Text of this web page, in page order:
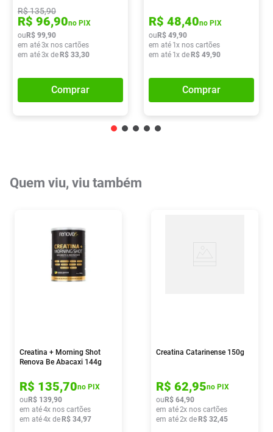
R$135,90
R$ 96,90no PIX
ou R$ 99,90
em até3x nos cartões
em até3x de R$ 33,30
Comprar
R$ 48,40no PIX
ou R$ 49,90
em até 1x nos cartões
em até 1x de R$ 49,90
Comprar
Quem viu, viu também
Creatina + Morning Shot
Renova Be Abacaxi 144g
R$ 135,70no PIX
ou R$ 139,90
em até4x nos cartões
em até4x de R$ 34,97
Creatina Catarinense 150g
R$ 62,95no PIX
ou R$ 64,90
em até2x nos cartões
em até2x de R$ 32,45